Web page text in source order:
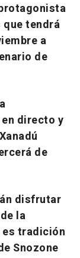
tendrá
a
de
directo y
de
disfrutar
la
es tradición
Snozone